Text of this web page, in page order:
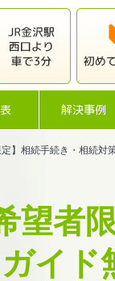
解決事例
定】相続手続き・相続対
望者
イド